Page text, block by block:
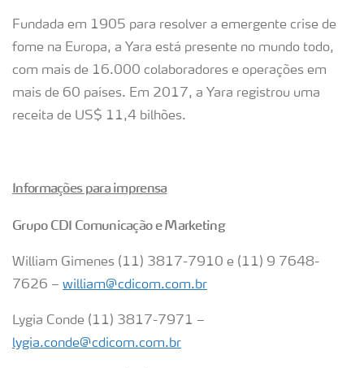
Fundada em 1905 para resolver a emergente crise de
fome na Europa, a Yara está presente no mundo todo,
com mais de 16.000 colaboradores e operações em
mais de 60 países. Em 2017, a Yara registrou uma
receita de US$ 11,4 bilhões.
Informações para imprensa
Grupo CDI Comunicação e Marketing
William Gimenes (11) 3817-7910 e (11) 9 7648-
7626 – william@cdicom.com.br
Lygia Conde (11) 3817-7971 –
lygia.conde@cdicom.com.br